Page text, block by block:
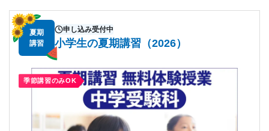
夏期
講習
申し込み受付中
小学生の夏期講習（2026）